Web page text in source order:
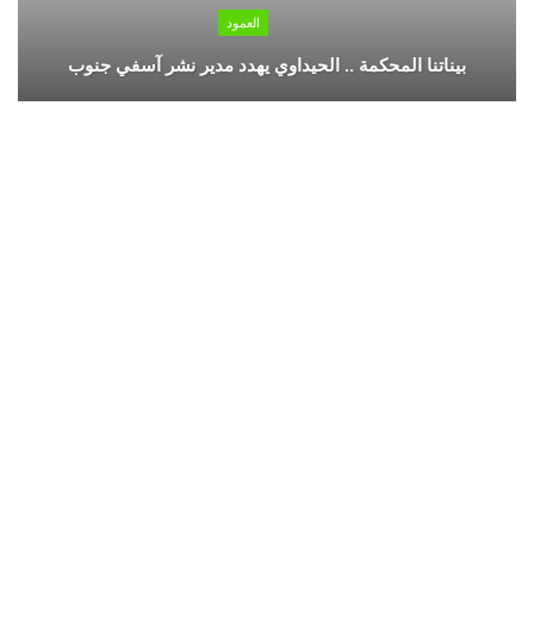
العمود
بيناتنا المحكمة .. الحيداوي يهدد مدير نشر آسفي جنوب